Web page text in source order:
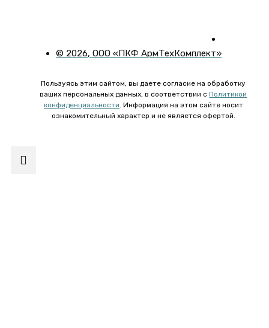
© 2026, ООО «ПКФ АрмТехКомплект»
Пользуясь этим сайтом, вы даете согласие на обработку
ваших персональных данных, в соответствии сПолитикой
конфиденциальности. Информация на этом сайте носит
ознакомительный характер и не является офертой.